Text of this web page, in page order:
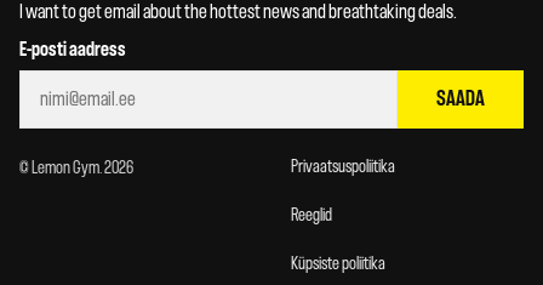
I want to get email about the hottest news and breathtaking deals.
E-posti aadress
SAADA
© Lemon Gym. 2026 Privaatsuspoliitika
Reeglid
Küpsiste poliitika